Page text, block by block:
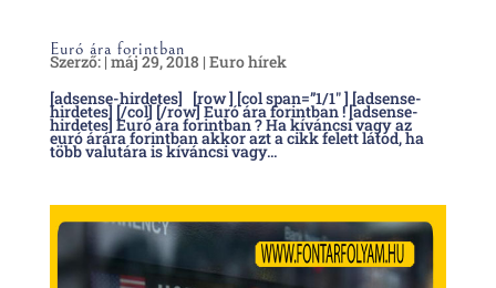
Euró ára forintban
Szerző: |máj 29, 2018 | Euro hírek
[adsense-hirdetes] [row ] [col span=”1/1″ ] [adsense-
hirdetes] [/col] [/row] Euró ára forintban ! [adsense-
hirdetes] Euró ára forintban ? Ha kíváncsi vagy az
euró árára forintban akkor azt a cikk felett látod, ha
több valutára is kíváncsi vagy...